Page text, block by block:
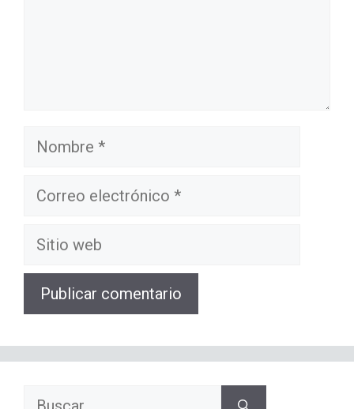
Nombre
Correo
Sitio
Buscar: